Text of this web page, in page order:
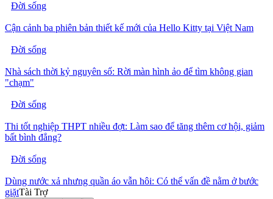
Đời sống
Cận cảnh ba phiên bản thiết kế mới của Hello Kitty tại Việt Nam
Đời sống
Nhà sách thời kỷ nguyên số: Rời màn hình ảo để tìm không gian
"chạm"
Đời sống
Thi tốt nghiệp THPT nhiều đợt: Làm sao để tăng thêm cơ hội, giảm
bất bình đẳng?
Đời sống
Dùng nước xả nhưng quần áo vẫn hôi: Có thể vấn đề nằm ở bước
giặtTài Trợ